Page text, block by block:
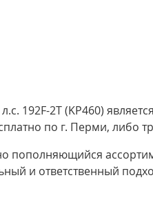
л.с. 192F-2T (KP460)
по г. Перми, либо
пополняющийся
и ответственный